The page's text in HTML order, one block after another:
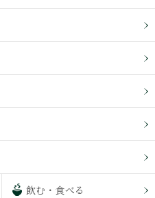
飲む・食べる